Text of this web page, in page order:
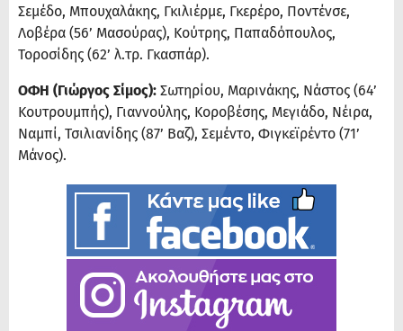
Σεμέδο, Μπουχαλάκης, Γκιλιέρμε, Γκερέρο, Ποντένσε,
Λοβέρα (56’ Μασούρας), Κούτρης, Παπαδόπουλος,
Τοροσίδης (62’ λ.τρ. Γκασπάρ).
ΟΦΗ (Γιώργος Σίμος): Σωτηρίου, Μαρινάκης, Νάστος (64’
Κουτρουμπής), Γιαννούλης, Κοροβέσης, Μεγιάδο, Νέιρα,
Ναμπί, Τσιλιανίδης (87’ Βαζ), Σεμέντο, Φιγκεϊρέντο (71’
Μάνος).